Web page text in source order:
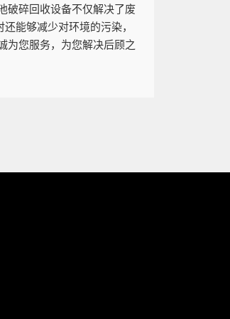
破碎回收设备不仅解决了废
能够减少对环境的污染，
为您服务，为您解决后顾之